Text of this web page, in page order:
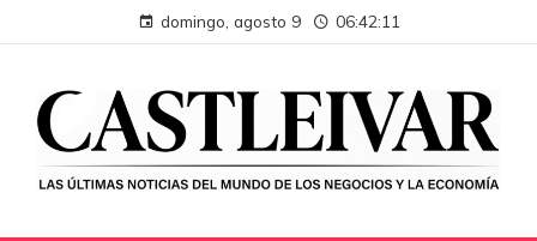
domingo, agosto 9 06:42:12